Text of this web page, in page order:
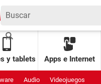
y tablets Apps e Internet
Audio Videojuegos